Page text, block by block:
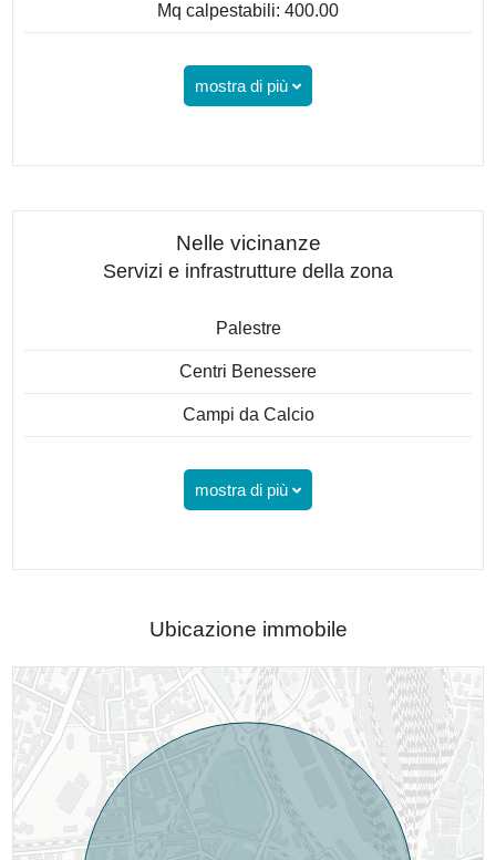
Mq calpestabili: 400.00
mostra di più
Nelle vicinanze
Servizi e infrastrutture della zona
Palestre
Centri Benessere
Campi da Calcio
mostra di più
Ubicazione immobile